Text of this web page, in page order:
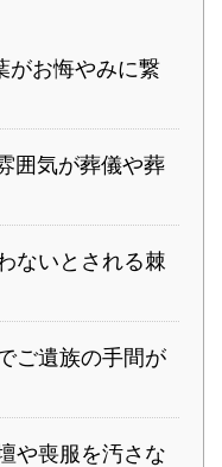
お悔やみに繋
気が葬儀や葬
いとされる棘
ご遺族の手間が
喪服を汚さな